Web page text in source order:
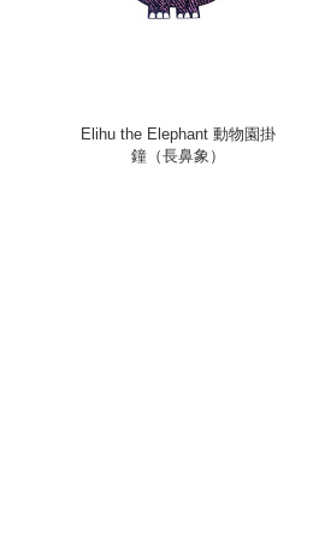
Elihu the Elephant 動物園掛
鐘（長鼻象）